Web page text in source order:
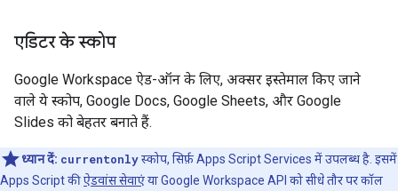
एडिटर के स्कोप
Google Workspace ऐड-ऑन के लिए, अक्सर इस्तेमाल किए जाने
वाले ये स्कोप, Google Docs, Google Sheets, और Google
Slides को बेहतर बनाते हैं.
ध्यान दें: currentonlyस्कोप, सिर्फ़ Apps Script Services में उपलब्ध है. इसमें
Apps Script कीऐडवांस सेवाएंया Google Workspace API को सीधे तौर पर कॉल